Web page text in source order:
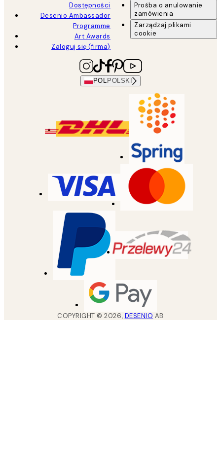
Dostępności
Desenio Ambassador
Programme
Art Awards
Zaloguj się (firma)
Prośba o anulowanie
zamówienia
Zarządzaj plikami
cookie
POL POLSKI
COPYRIGHT ©2026, DESENIO AB